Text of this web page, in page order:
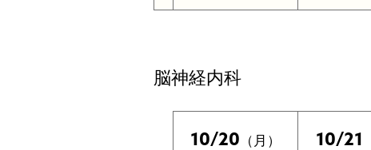
脳神経内科
10/20 （月） 10/21